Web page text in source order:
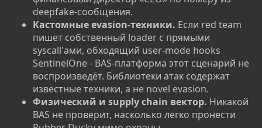
deepfake-сообщения.
Кастомные evasion-техники. Если red team
пишет собственный loader с прямыми
syscall'ами, обходящий user-mode hooks
SentinelOne - BAS-платформа этот сценарий не
воспроизведёт. Библиотеки атак содержат
известные техники, а не novel evasion.
Физический и supply chain вектор. Никакой
BAS не проверит, насколько легко пронести